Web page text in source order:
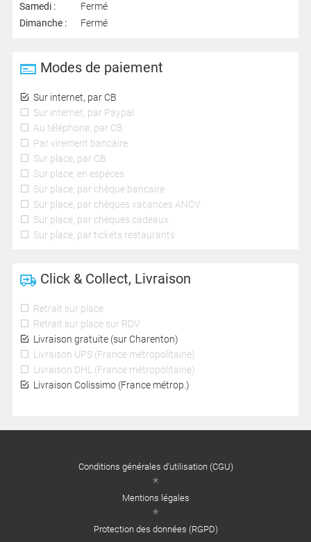
Samedi :
Fermé
Dimanche :
Fermé
Modes de paiement
Sur internet, par CB
Sur internet, par Paypal
Au téléphone, par CB
Par virement bancaire
Sur place, par CB
Sur place, en espèces
Sur place, par chèque bancaire
Sur place, par chèques vacances ANCV
Sur place, par chèques cadeaux
Sur place, par tickets restaurants
Click & Collect, Livraison
Retrait sur place
Retrait sur place sur RDV
Livraison gratuite (sur Charenton)
Livraison UPS (France métropolitaine)
Livraison DHL (France métropolitaine)
Livraison Colissimo (France métrop.)
Conditions générales d'utilisation (CGU)
Mentions légales
Protection des données (RGPD)